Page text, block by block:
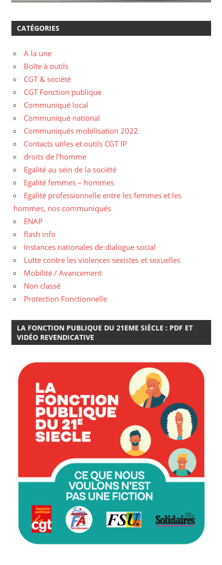
CATÉGORIES
A la une
Boîte à outils
CGT & société
CGT Fonction publique
Communiqué local
Communiqué national
Communiqués mobilisation 2022
Contacts utiles et outils CGT IP
droits de l'homme
Egalité au sein de la société
Egalité femmes – hommes
Egalité professionnelle entre les femmes et les
hommes, nos communiqués
ENAP
flash info
Instances nationales de dialogue social
Lutte contre les violences sexistes et sexuelles
Mobilité / Avancement
Non classé
Protection Fonctionnelle
LA FONCTION PUBLIQUE DU 21EME SIÈCLE : PDF ET
VIDÉO REVENDICATIVE